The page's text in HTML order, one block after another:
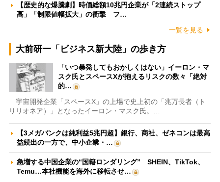
【歴史的な爆騰劇】時価総額10兆円企業が「2連続ストップ
高」「制限値幅拡大」の衝撃 フ…
一覧を見る
大前研一「ビジネス新大陸」の歩き方
「いつ暴発してもおかしくはない」イーロン・マ
スク氏とスペースXが抱えるリスクの数々「絶対
的…
宇宙開発企業「スペースX」の上場で史上初の「兆万長者（ト
リリオネア）」となったイーロン・マスク氏。…
【3メガバンクは純利益5兆円超】銀行、商社、ゼネコンは最高
益続出の一方で、中小企業・…
急増する中国企業の“国籍ロンダリング” SHEIN、TikTok、
Temu…本社機能を海外に移転させ…